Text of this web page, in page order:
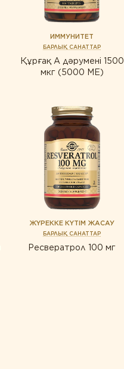
ИММУНИТЕТ
БАРЛЫҚ САНАТТАР
Құрғақ А дәрумені 1500
мкг (5000 МЕ)
ЖҮРЕККЕ КҮТІМ ЖАСАУ
БАРЛЫҚ САНАТТАР
Ресвератрол 100 мг